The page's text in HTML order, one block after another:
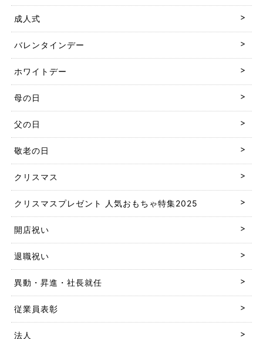
成人式
バレンタインデー
ホワイトデー
母の日
父の日
敬老の日
クリスマス
クリスマスプレゼント 人気おもちゃ特集2025
開店祝い
退職祝い
異動・昇進・社長就任
従業員表彰
法人